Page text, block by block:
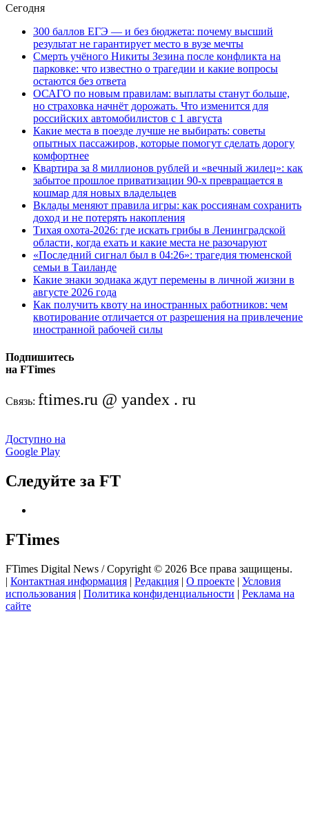
Сегодня
300 баллов ЕГЭ — и без бюджета: почему высший
результат не гарантирует место в вузе мечты
Смерть учёного Никиты Зезина после конфликта на
парковке: что известно о трагедии и какие вопросы
остаются без ответа
ОСАГО по новым правилам: выплаты станут больше,
но страховка начнёт дорожать. Что изменится для
российских автомобилистов с 1 августа
Какие места в поезде лучше не выбирать: советы
опытных пассажиров, которые помогут сделать дорогу
комфортнее
Квартира за 8 миллионов рублей и «вечный жилец»: как
забытое прошлое приватизации 90-х превращается в
кошмар для новых владельцев
Вклады меняют правила игры: как россиянам сохранить
доход и не потерять накопления
Тихая охота-2026: где искать грибы в Ленинградской
области, когда ехать и какие места не разочаруют
«Последний сигнал был в 04:26»: трагедия тюменской
семьи в Таиланде
Какие знаки зодиака ждут перемены в личной жизни в
августе 2026 года
Как получить квоту на иностранных работников: чем
квотирование отличается от разрешения на привлечение
иностранной рабочей силы
Подпишитесь
на FTimes
Связь: ftimes.ru @ yandex . ru
Доступно на
Google Play
Следуйте за FT
FTimes
FTimes Digital News / Copyright © 2026 Все права защищены.
| Контактная информация | Редакция | О проекте | Условия
использования | Политика конфиденциальности | Реклама на
сайте